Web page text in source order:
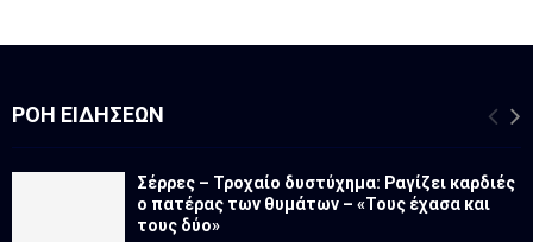
ΡΟΉ ΕΙΔΉΣΕΩΝ
Σέρρες – Τροχαίο δυστύχημα: Ραγίζει καρδιές
ο πατέρας των θυμάτων – «Τους έχασα και
τους δύο»